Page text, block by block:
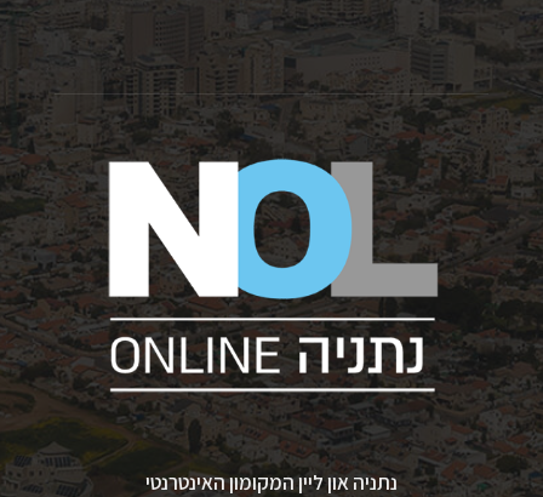
נתניה און ליין המקומון האינטרנטי